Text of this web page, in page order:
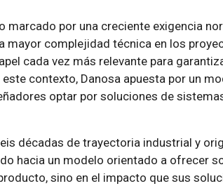
marcado por una creciente exigencia
mayor complejidad técnica en los
cada vez más relevante para
este contexto, Danosa apuesta por un
optar por soluciones de
décadas de trayectoria industrial y
hacia un modelo orientado a ofrecer
sino en el impacto que sus